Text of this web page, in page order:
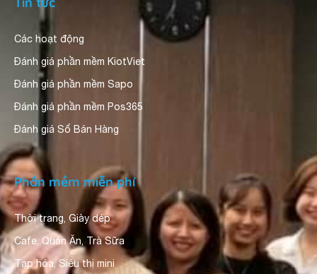
Các hoạt động
Đánh giá phần mềm KiotViet
Đánh giá phần mềm Sapo
Đánh giá phần mềm Pos365
Đánh giá Sổ Bán Hàng
Phần mềm miễn phí
Thời trang, Giày dép
Cafe, Quán Ăn, Trà Sữa
Tạp hóa, Siêu thị mini